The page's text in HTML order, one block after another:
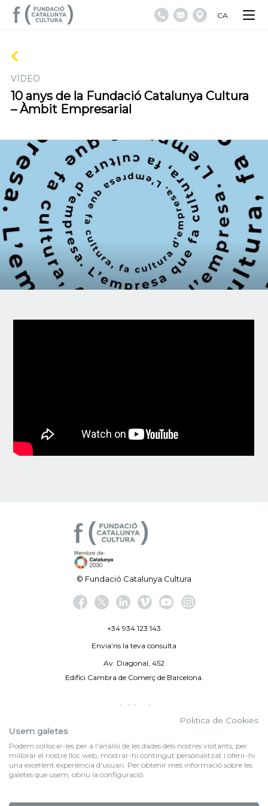
CA
VÍDEO
10 anys de la Fundació Catalunya Cultura
– Àmbit Empresarial
© Fundació Catalunya Cultura
+34 934 123 143
Envia’ns la teva consulta
Av. Diagonal, 452
Edifici Cambra de Comerç de Barcelona.
Avís legal
By 100X100NET
f (NEWSLETTER)
Politica de Cookies
Usem galetes
Podem col·locar-les per a l'anàlisi de les dades dels nostres visitants, per
millorar el nostre lloc web, mostrar-hi contingut personalitzat i oferir-hi
una excel·lent experiència d'usuari. Per obtenir més informació sobre les
galetes que usem, obriu la configuració.